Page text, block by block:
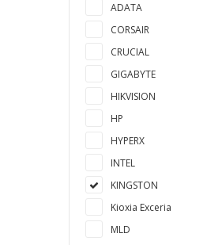
ADATA
CORSAIR
CRUCIAL
GIGABYTE
HIKVISION
HP
HYPERX
INTEL
KINGSTON
Kioxia Exceria
MLD